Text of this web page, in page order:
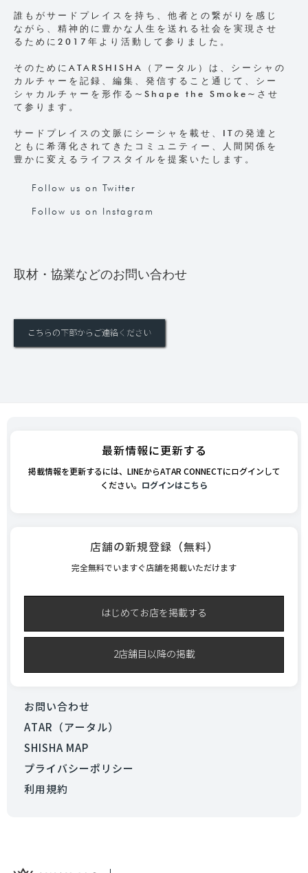
誰もがサードプレイスを持ち、他者との繋がりを感じ
ながら、精神的に豊かな人生を送れる社会を実現させ
るために2017年より活動して参りました。
そのためにATARSHISHA（アータル）は、シーシャの
カルチャーを記録、編集、発信すること通じて、シー
シャカルチャーを形作る~Shape the Smoke~させ
て参ります。
サードプレイスの文脈にシーシャを載せ、ITの発達と
ともに希薄化されてきたコミュニティー、人間関係を
豊かに変えるライフスタイルを提案いたします。
Follow us on Twitter
Follow us on Instagram
取材・協業などのお問い合わせ
こちらの下部からご連絡ください
最新情報に更新する
掲載情報を更新するには、LINEからATAR CONNECTにログインして
ください。 ログインはこちら
店舗の新規登録（無料）
完全無料でいますぐ店舗を掲載いただけます
はじめてお店を掲載する
2店舗目以降の掲載
お問い合わせ
ATAR（アータル）
SHISHA MAP
プライバシーポリシー
利用規約